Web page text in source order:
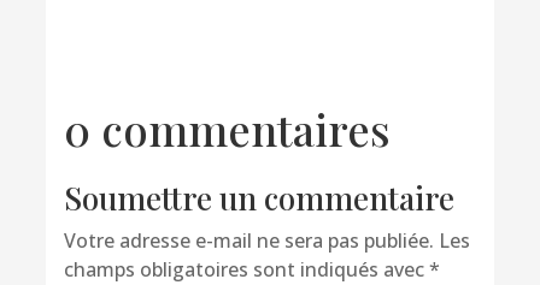
0 commentaires
Soumettre un commentaire
Votre adresse e-mail ne sera pas publiée. Les
champs obligatoires sont indiqués avec*